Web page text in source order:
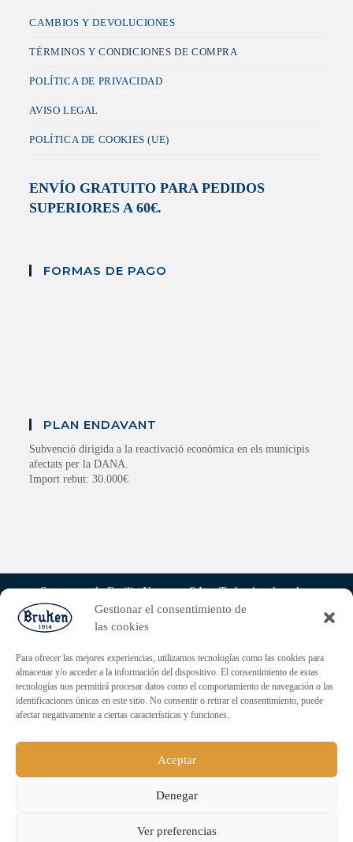
Gestionar el consentimiento de
las cookies
Para ofrecer las mejores experiencias, utilizamos tecnologías como las cookies para
almacenar y/o acceder a la información del dispositivo. El consentimiento de estas
tecnologías nos permitirá procesar datos como el comportamiento de navegación o las
identificaciones únicas en este sitio. No consentir o retirar el consentimiento, puede
afectar negativamente a ciertas características y funciones.
Aceptar
Denegar
Ver preferencias
CAMBIOS Y DEVOLUCIONES
TÉRMINOS Y CONDICIONES DE COMPRA
POLÍTICA DE PRIVACIDAD
AVISO LEGAL
POLÍTICA DE COOKIES (UE)
ENVÍO GRATUITO PARA PEDIDOS
SUPERIORES A 60€.
FORMAS DE PAGO
PLAN ENDAVANT
Subvenció dirigida a la reactivació econòmica en els municipis
afectats per la DANA.
Import rebut: 30.000€
Sucesores de Emilio Navarro, S.L. - Todos los derechos
reservados.